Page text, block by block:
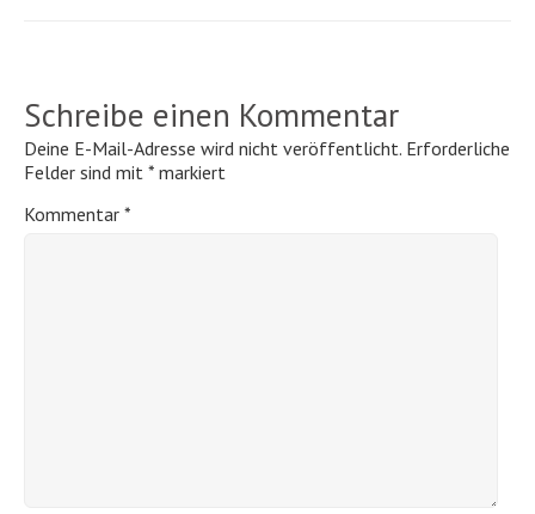
Schreibe einen Kommentar
Deine E-Mail-Adresse wird nicht veröffentlicht. Erforderliche
Felder sind mit * markiert
Kommentar *